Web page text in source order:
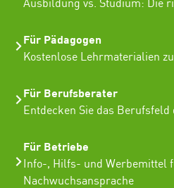
Ausbildung vs. Studium: Die
Für Pädagogen
Kostenlose Lehrmaterialien
Für Berufsberater
Entdecken Sie das Berufsfeld
Für Betriebe
Info-, Hilfs- und Werbemittel
Nachwuchsansprache